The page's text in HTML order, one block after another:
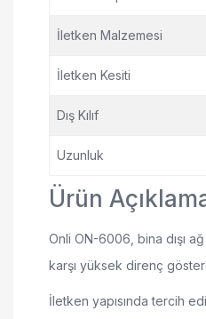
İletken Malzemesi
İletken Kesiti
Dış Kılıf
Uzunluk
Ürün
Onli ON-6006, bina dışı
karşı yüksek direnç
İletken yapısında tercih